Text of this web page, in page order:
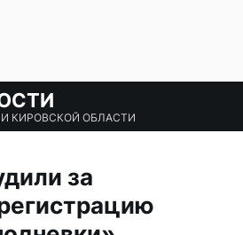
КИРОВСКОЙ ОБЛАСТИ
за